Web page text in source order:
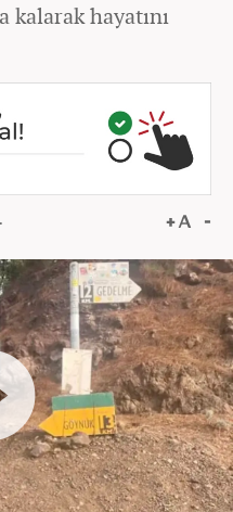
kalarak hayatını